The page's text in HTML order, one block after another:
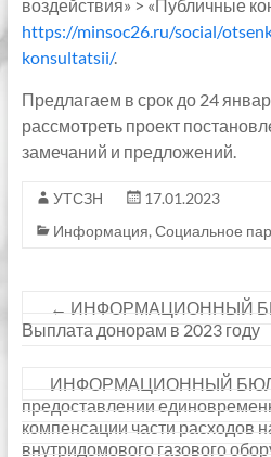
воздействия» > «Публичные
https://minsoc26.ru/social/
konsultatsii/.
Предлагаем в срок до 24
рассмотреть проект
замечаний и предложений.
УТСЗН
17.01.2023
Информация, Социальное
← ИНФОРМАЦИОННЫЙ
Выплата донорам в 2023 году
ИНФОРМАЦИОННЫЙ
предоставлении
компенсации части расходов
внутридомового газового